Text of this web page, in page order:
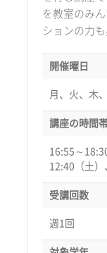
を教室のみ
ションの力
開催曜日
月、火、木
講座の時間
16:55～
12:40（土）
受講回数
週1回